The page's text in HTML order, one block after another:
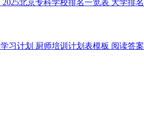
2025北京专科学校排名一览表 大学排名
学习计划 厨师培训计划表模板 阅读答案